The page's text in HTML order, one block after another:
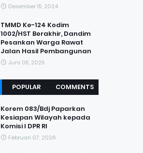
Desember 15, 2024
TMMD Ke-124 Kodim
1002/HST Berakhir, Dandim
Pesankan Warga Rawat
Jalan Hasil Pembangunan
Juni 05, 2025
POPULAR COMMENTS
Korem 083/Bdj Paparkan
Kesiapan Wilayah kepada
Komisi I DPR RI
Februari 07, 2026